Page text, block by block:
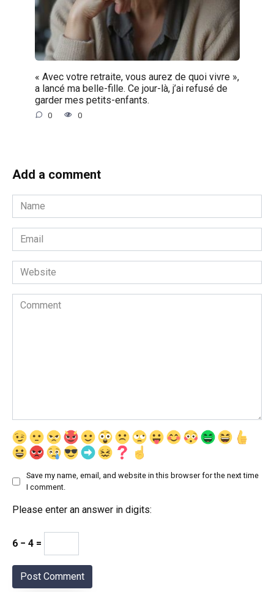
« Avec votre retraite, vous aurez de quoi vivre »,
a lancé ma belle-fille. Ce jour-là, j’ai refusé de
garder mes petits-enfants.
0 0
Add a comment
Name
*
Email
*
Website
Comment
Save my name, email, and website in this browser for the next time
I comment.
Please enter an answer in digits:
6 − 4 =